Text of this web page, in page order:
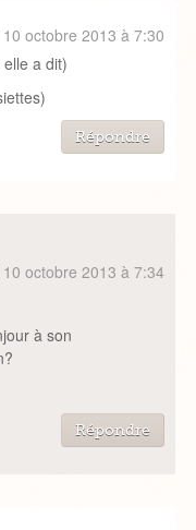
10 octobre 2013 à 7:30
a dit)
Répondre
10 octobre 2013 à 7:34
à son
Répondre